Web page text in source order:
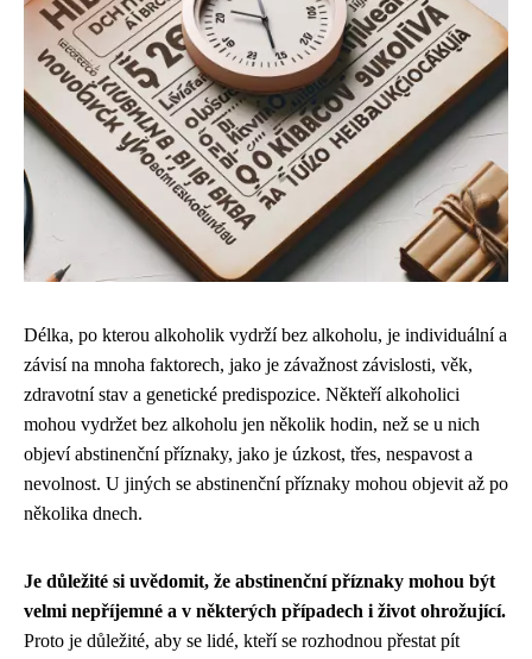
Délka, po kterou alkoholik vydrží bez alkoholu, je individuální a
závisí na mnoha faktorech, jako je závažnost závislosti, věk,
zdravotní stav a genetické predispozice. Někteří alkoholici
mohou vydržet bez alkoholu jen několik hodin, než se u nich
objeví abstinenční příznaky, jako je úzkost, třes, nespavost a
nevolnost. U jiných se abstinenční příznaky mohou objevit až po
několika dnech.
Je důležité si uvědomit, že abstinenční příznaky mohou být
velmi nepříjemné a v některých případech i život ohrožující.
Proto je důležité, aby se lidé, kteří se rozhodnou přestat pít